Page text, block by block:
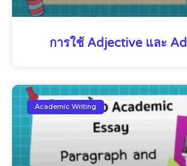
การใช้ Adjective และ
Academic Writing